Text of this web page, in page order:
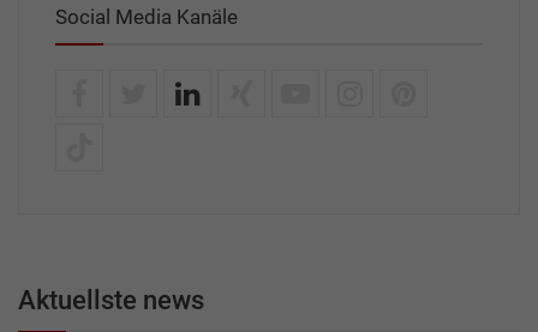
Social Media Kanäle
Aktuellste news